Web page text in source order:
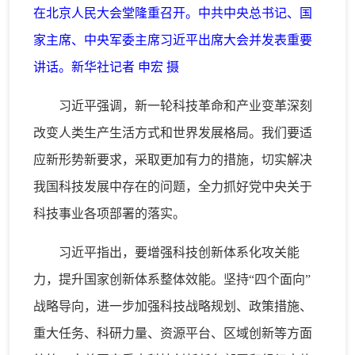
在北京人民大会堂隆重召开。中共中央总书记、国
家主席、中央军委主席习近平出席大会并发表重要
讲话。新华社记者 申宏 摄
习近平强调，新一轮科技革命和产业变革深刻
改变人类生产生活方式和世界发展格局。我们要适
应新形势新要求，采取更加有力的措施，切实解决
我国科技发展中存在的问题，全力抓好党中央关于
科技事业各项部署的落实。
习近平指出，要增强科技创新体系化攻关能
力，提升国家创新体系整体效能。坚持“四个面向”
战略导向，进一步加强科技战略规划、政策措施、
重大任务、科研力量、资源平台、区域创新等方面